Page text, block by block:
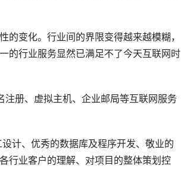
变化。行业间的界限变得越来越模糊，
的行业服务显然已满足不了今天互联网时
册、虚拟主机、企业邮局等互联网服务
计、优秀的数据库及程序开发、敬业的
行业客户的理解、对项目的整体策划控